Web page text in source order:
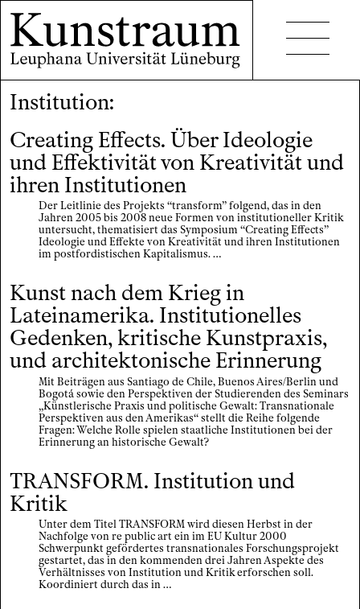
Projekte
Veranstaltungen
Lehrveranstaltungen
Publikationen
Kontakt
Barrierefreiheit
Index
Impressum / Datenschutz
Institution:
Creating Effects. Über Ideologie
und Effektivität von Kreativität und
ihren Institutionen
Der Leitlinie des Projekts “transform” folgend, das in den
Jahren 2005 bis 2008 neue Formen von institutioneller Kritik
untersucht, thematisiert das Symposium “Creating Effects”
Ideologie und Effekte von Kreativität und ihren Institutionen
im postfordistischen Kapitalismus. …
Kunst nach dem Krieg in
Lateinamerika. Institutionelles
Gedenken, kritische Kunstpraxis,
und architektonische Erinnerung
Mit Beiträgen aus Santiago de Chile, Buenos Aires/Berlin und
Bogotá sowie den Perspektiven der Studierenden des Seminars
„Künstlerische Praxis und politische Gewalt: Transnationale
Perspektiven aus den Amerikas“ stellt die Reihe folgende
Fragen: Welche Rolle spielen staatliche Institutionen bei der
Erinnerung an historische Gewalt?
TRANSFORM. Institution und
Kritik
Unter dem Titel TRANSFORM wird diesen Herbst in der
Nachfolge von re public art ein im EU Kultur 2000
Schwerpunkt gefördertes transnationales Forschungsprojekt
gestartet, das in den kommenden drei Jahren Aspekte des
Verhältnisses von Institution und Kritik erforschen soll.
Koordiniert durch das in …